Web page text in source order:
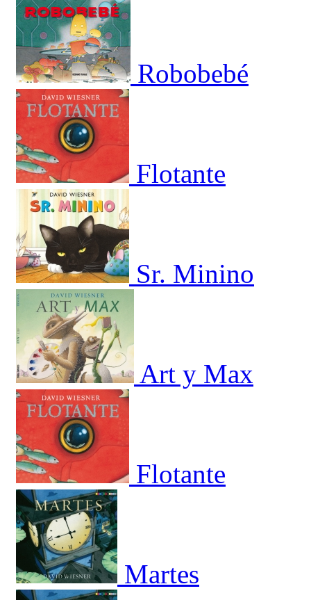
Robobebé
Flotante
Sr. Minino
Art y Max
Flotante
Martes